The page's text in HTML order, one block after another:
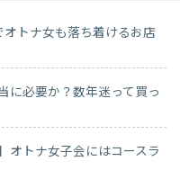
オトナ女も落ち着けるお店
に必要か？数年迷って買っ
オトナ女子会にはコースラ